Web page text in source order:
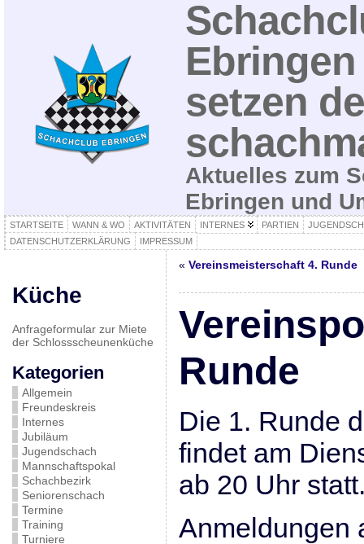
setzen
Aktuelles zum
Ebringen und
STARTSEITE WANN & WO AKTIVITÄTEN INTERNES PARTIEN
DATENSCHUTZERKLÄRUNG
IMPRESSUM
Küche
Anfrageformular zur Miete
der Schlossscheunenküche
Kategorien
Allgemein
Freundeskreis
Internes
Jubiläum
Jugendschach
Mannschaftspokal
Schachbezirk
Seniorenschach
Termine
Training
Turniere
« Vereinsmeisterschaft 4. Runde
Runde
Die 1. Runde
findet am
ab 20 Uhr
Anmeldungen